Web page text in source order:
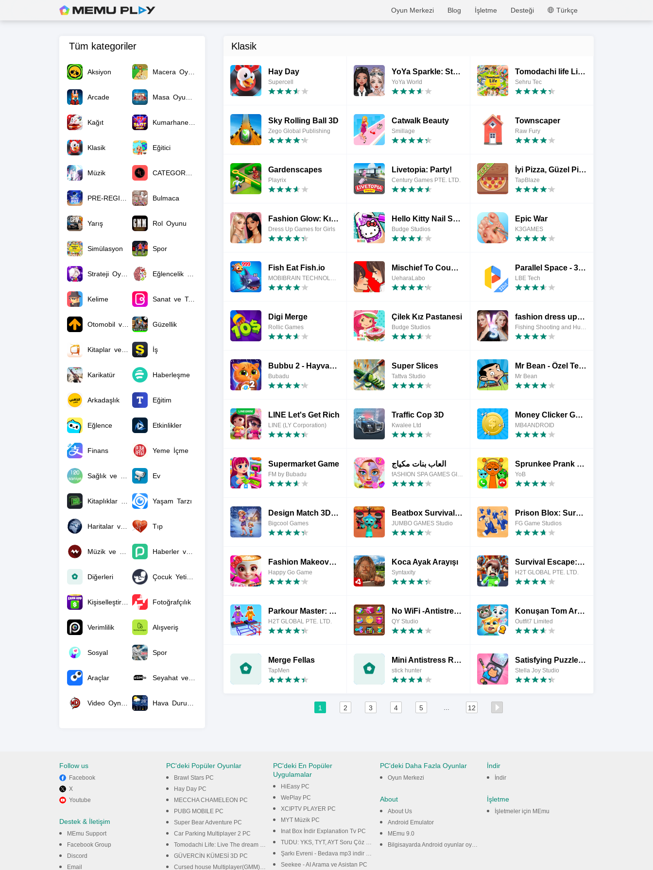
MEmu
Türkçe
Desteği
İşletme
Blog
Oyun Merkezi
Klasik
Hay Day
Supercell
YoYa Sparkle: Style Pop
YoYa World
Tomodachi life Live The Dream
Sehru Tec
Sky Rolling Ball 3D
Zego Global Publishing
Catwalk Beauty
Smillage
Townscaper
Raw Fury
Gardenscapes
Playrix
Livetopia: Party!
Century Games PTE. LTD.
İyi Pizza, Güzel Pizza
TapBlaze
Fashion Glow: Kız Giydirme
Dress Up Games for Girls
Hello Kitty Nail Salon
Budge Studios
Epic War
K3GAMES
Fish Eat Fish.io
MOBIBRAIN TECHNOLOGY PTE. LTD.
Mischief To Couple !
UeharaLabo
Parallel Space - 32bit Support
LBE Tech
Digi Merge
Rollic Games
Çilek Kız Pastanesi
Budge Studios
fashion dress up:girl makeover
Fishing Shooting and Hunting Games
Bubbu 2 - Hayvan Krallığım
Bubadu
Super Slices
Tattva Studio
Mr Bean - Özel Teslimat
Mr Bean
LINE Let's Get Rich
LINE (LY Corporation)
Traffic Cop 3D
Kwalee Ltd
Money Clicker Game
MB4ANDROID
Supermarket Game
FM by Bubadu
العاب بنات مكياج
fASHION SPA GAMES GIRLS
Sprunkee Prank Call & Message
YoB
Design Match 3D: Üçlü Eşleme
Bigcool Games
Beatbox Survival: Mini Games
JUMBO GAMES Studio
Prison Blox: Survival Master
FG Game Studios
Fashion Makeover:Salon&DressUp
Happy Go Game
Koca Ayak Arayışı
Syntaxity
Survival Escape: 456 Challenge
H2T GLOBAL PTE. LTD.
Parkour Master: Obby Games
H2T GLOBAL PTE. LTD.
No WiFi -Antistress Relax toys
QY Studio
Konuşan Tom Arkadaşlarım 2
Outfit7 Limited
Merge Fellas
TapMen
Mini Antistress Relaxing Games
stick hunter
Satisfying Puzzle: Düzen Oyunu
Stella Joy Studio
1 2 3 4 5 12
Tüm kategoriler
Aksiyon
Arcade
Kağıt
Klasik Eğitici
Müzik
Bulmaca
Yarış Rol Oyunu
Simülasyon Spor
Kelime Sanat ve Tasarım
Güzellik
İş
Karikatür Haberleşme
Arkadaşlık Eğitim
Eğlence Etkinlikler
Finans Yeme İçme
Ev
Yaşam Tarzı
Tıp
Diğerleri
Fotoğrafçılık
Verimlilik Alışveriş
Sosyal Spor
Araçlar
Follow us
Facebook
X
Youtube
Destek & İletişim
MEmu Support
Facebook Group
Discord
Email
PC'deki Popüler Oyunlar
Brawl Stars PC
Hay Day PC
MECCHA CHAMELEON PC
PUBG MOBILE PC
Super Bear Adventure PC
Car Parking Multiplayer 2 PC
Tomodachi Life: Live The dream PC
GÜVERCİN KÜMESİ 3D PC
Cursed house Multiplayer(GMM) PC
PC'deki En Popüler
Uygulamalar
HiEasy PC
WePlay PC
XCIPTV PLAYER PC
MYT Müzik PC
Inat Box İndir Explanation Tv PC
TUDU: YKS, TYT, AYT Soru Çöz PC
Şarkı Evreni - Bedava mp3 indir PC
Seekee - AI Arama ve Asistan PC
PC'deki Daha Fazla Oyunlar
Oyun Merkezi
About
About Us
Android Emulator
MEmu 9.0
Bilgisayarda Android oyunlar oynayın
İndir
İndir
İşletme
İşletmeler için MEmu